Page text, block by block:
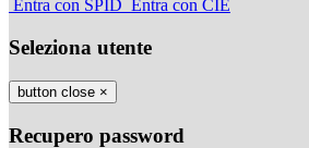
Entra con SPID Entra con CIE
Seleziona utente
button close ×
Recupero password